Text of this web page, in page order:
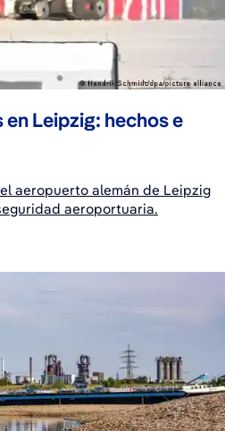
Leipzig: hechos e
aeropuerto alemán de Leipzig
aeroportuaria.